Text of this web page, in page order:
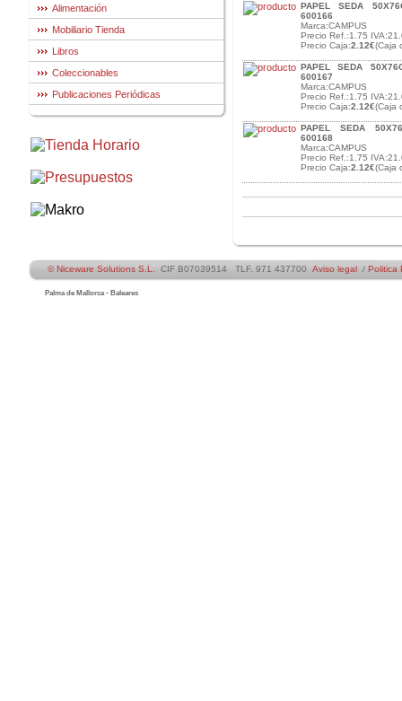
Alimentación
Mobiliario Tienda
Libros
Coleccionables
Publicaciones Periódicas
PAPEL SEDA
600166
Marca:CAMPUS
Precio Ref.:1.75
Precio Caja:2.12€(Caja
PAPEL SEDA
600167
Marca:CAMPUS
Precio Ref.:1.75
Precio Caja:2.12€(Caja
PAPEL SEDA
600168
Marca:CAMPUS
Precio Ref.:1.75
Precio Caja:2.12€(Caja
© Niceware Solutions S.L. CIF B07039514 TLF. 971 437700 Aviso legal / Politica
Palma de Mallorca - Baleares